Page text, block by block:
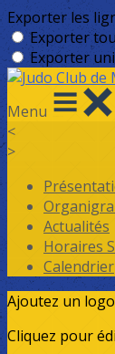
Exporter les
Exporter
Exporter
Menu
<
>
Actualités
Horaires
Calendrier
Ajoutez un
Cliquez pour